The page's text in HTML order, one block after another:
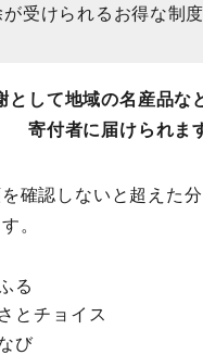
が受けられるお得な制度
として地域の名産品な
寄付者に届けられま
確認しないと超えた
。
る
とチョイス
び